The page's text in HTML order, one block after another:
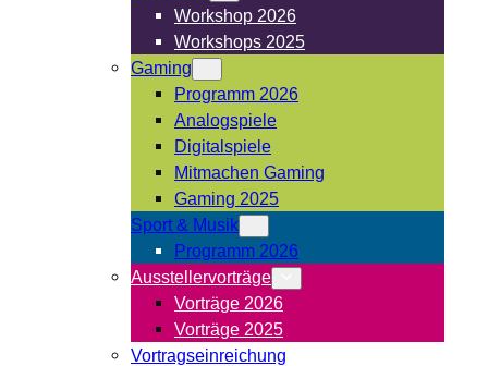
Workshop 2026
Workshops 2025
Gaming
Programm 2026
Analogspiele
Digitalspiele
Mitmachen Gaming
Gaming 2025
Sport & Musik
Programm 2026
Ausstellervorträge
Vorträge 2026
Vorträge 2025
Vortragseinreichung